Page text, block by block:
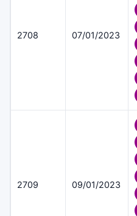
2708 07/01/2023
2709 09/01/2023